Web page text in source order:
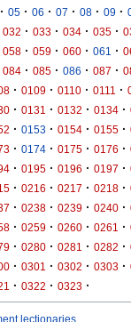
· 05 · 06 · 07 · 08 · 09 ·
032 · 033 · 034 · 035 ·
058 · 059 · 060 · 061 ·
084 · 085 · 086 · 087 ·
· 0109 · 0110 · 0111 ·
· 0131 · 0132 · 0134 ·
· 0153 · 0154 · 0155 ·
· 0174 · 0175 · 0176 ·
· 0195 · 0196 · 0197 ·
· 0216 · 0217 · 0218 ·
· 0238 · 0239 · 0240 ·
· 0259 · 0260 · 0261 ·
· 0280 · 0281 · 0282 ·
· 0301 · 0302 · 0303 ·
· 0322 · 0323 ·
lectionaries